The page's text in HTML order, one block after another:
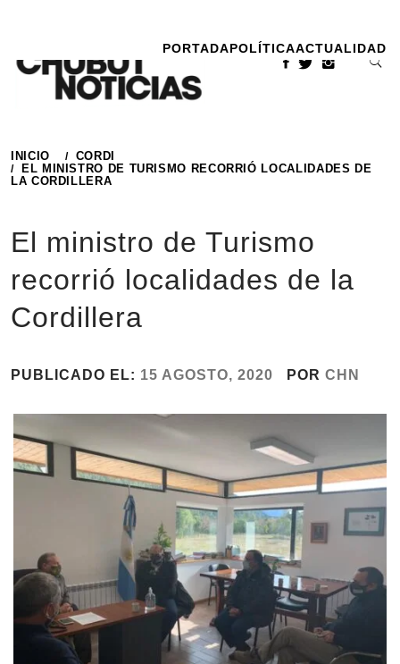
contenido
PORTADAPOLÍTICAACTUALIDAD
INICIO
CORDI
EL MINISTRO DE TURISMO RECORRIÓ LOCALIDADES DE
LA CORDILLERA
El ministro de Turismo
recorrió localidades de la
Cordillera
PUBLICADO EL: 15 AGOSTO, 2020 POR CHN